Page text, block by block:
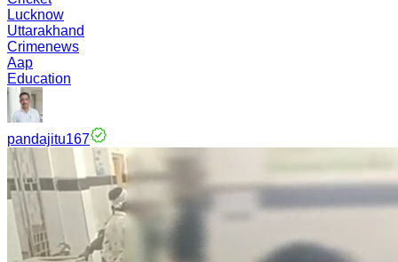
Lucknow
Uttarakhand
Crimenews
Aap
Education
pandajitu167